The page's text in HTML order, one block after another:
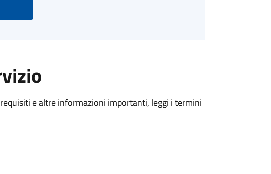
e altre informazioni importanti, leggi i termini